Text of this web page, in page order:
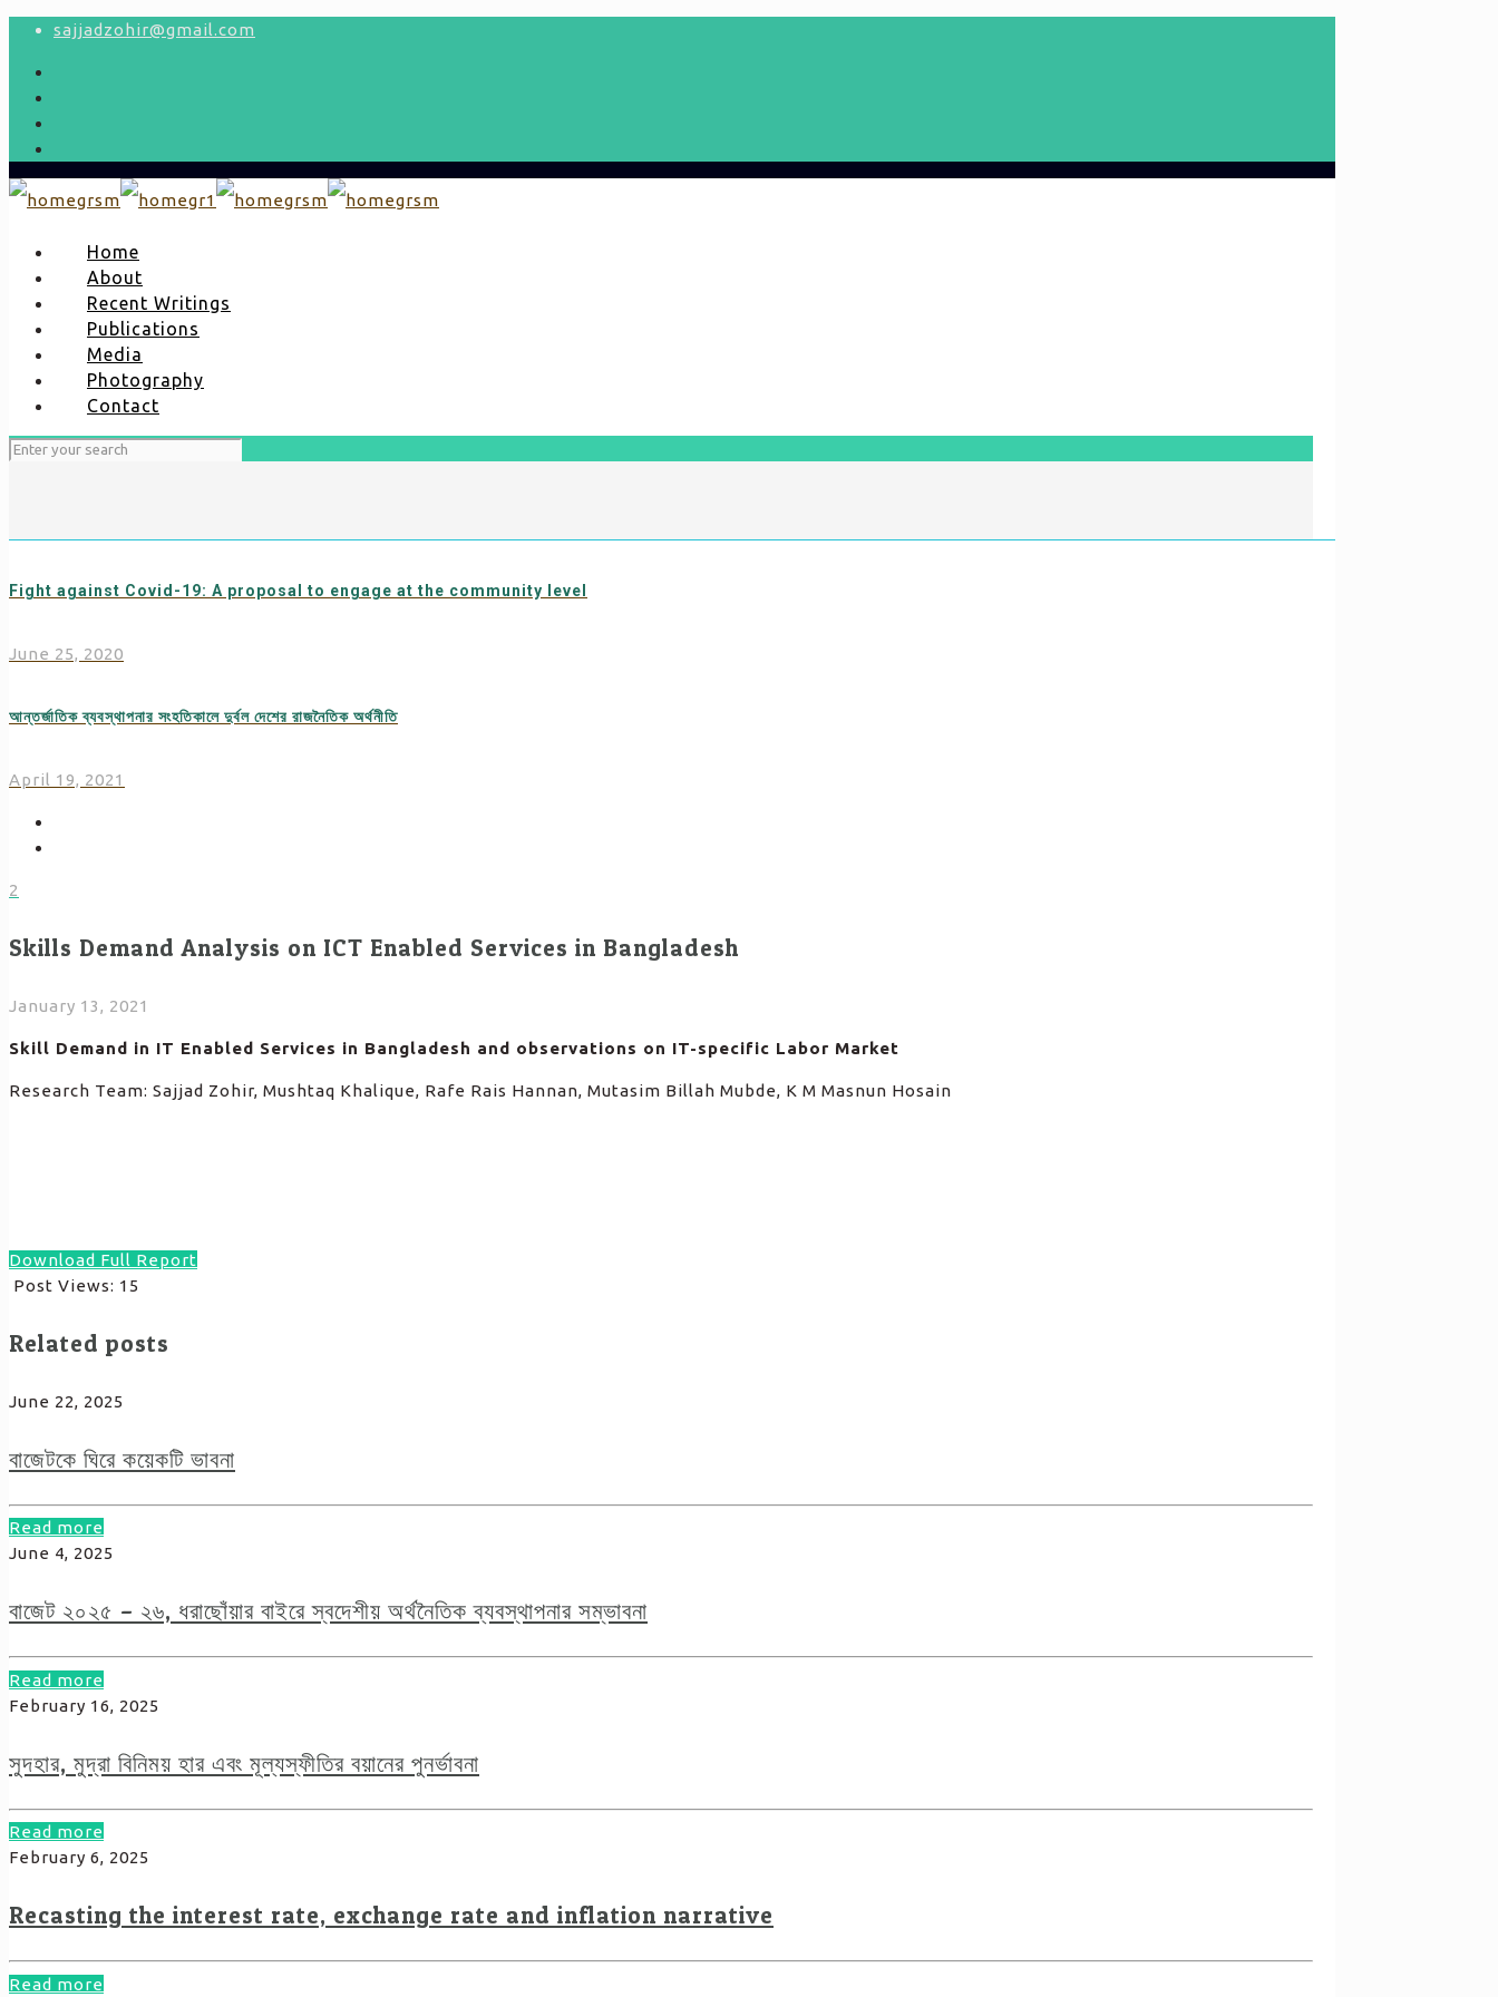
sajjadzohir@gmail.com
Home
About
Recent Writings
Publications
Media
Photography
Contact
Fight against Covid-19: A proposal to engage at the community level
June 25, 2020
আন্তর্জাতিক ব্যবস্থাপনার সংহতিকালে দুর্বল দেশের রাজনৈতিক অর্থনীতি
April 19, 2021
2
Skills Demand Analysis on ICT Enabled Services in Bangladesh
January 13, 2021
Skill Demand in IT Enabled Services in Bangladesh and observations on IT-specific Labor Market
Research Team: Sajjad Zohir, Mushtaq Khalique, Rafe Rais Hannan, Mutasim Billah Mubde, K M Masnun Hosain
Download Full Report
Post Views: 15
Related posts
June 22, 2025
বাজেটকে ঘিরে কয়েকটি ভাবনা
Read more
June 4, 2025
বাজেট ২০২৫ – ২৬, ধরাছোঁয়ার বাইরে স্বদেশীয় অর্থনৈতিক ব্যবস্থাপনার সম্ভাবনা
Read more
February 16, 2025
সুদহার, মুদ্রা বিনিময় হার এবং মূল্যস্ফীতির বয়ানের পুনর্ভাবনা
Read more
February 6, 2025
Recasting the interest rate, exchange rate and inflation narrative
Read more